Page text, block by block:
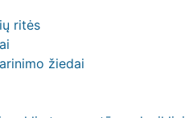
ritės
žiedai